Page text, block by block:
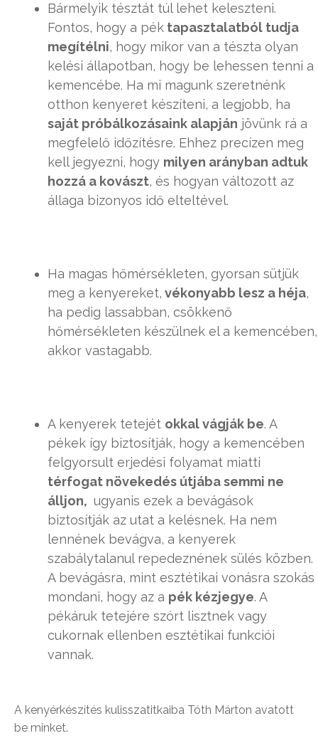
Bármelyik tésztát túl lehet keleszteni.
Fontos, hogy a pék tapasztalatból tudja
megítélni, hogy mikor van a tészta olyan
kelési állapotban, hogy be lehessen tenni a
kemencébe. Ha mi magunk szeretnénk
otthon kenyeret készíteni, a legjobb, ha
saját próbálkozásaink alapján jövünk rá a
megfelelő időzítésre. Ehhez precízen meg
kell jegyezni, hogy milyen arányban adtuk
hozzá a kovászt, és hogyan változott az
állaga bizonyos idő elteltével.
Ha magas hőmérsékleten, gyorsan sütjük
meg a kenyereket, vékonyabb lesz a héja,
ha pedig lassabban, csökkenő
hőmérsékleten készülnek el a kemencében,
akkor vastagabb.
A kenyerek tetejét okkal vágják be. A
pékek így biztosítják, hogy a kemencében
felgyorsult erjedési folyamat miatti
térfogat növekedés útjába semmi ne
álljon, ugyanis ezek a bevágások
biztosítják az utat a kelésnek. Ha nem
lennének bevágva, a kenyerek
szabálytalanul repedeznének sülés közben.
A bevágásra, mint esztétikai vonásra szokás
mondani, hogy az a pék kézjegye. A
pékáruk tetejére szórt lisztnek vagy
cukornak ellenben esztétikai funkciói
vannak.
A kenyérkészítés kulisszatitkaiba Tóth Márton avatott
be minket.